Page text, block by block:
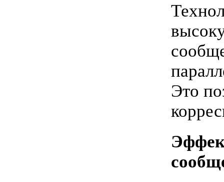
Это